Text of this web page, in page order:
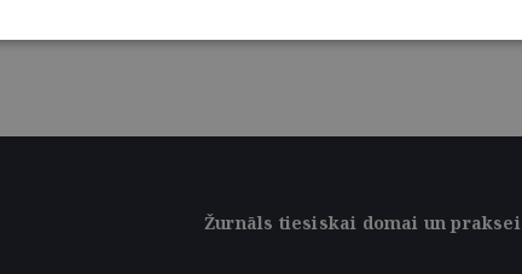
Žurnāls tiesiskai domai un praksei